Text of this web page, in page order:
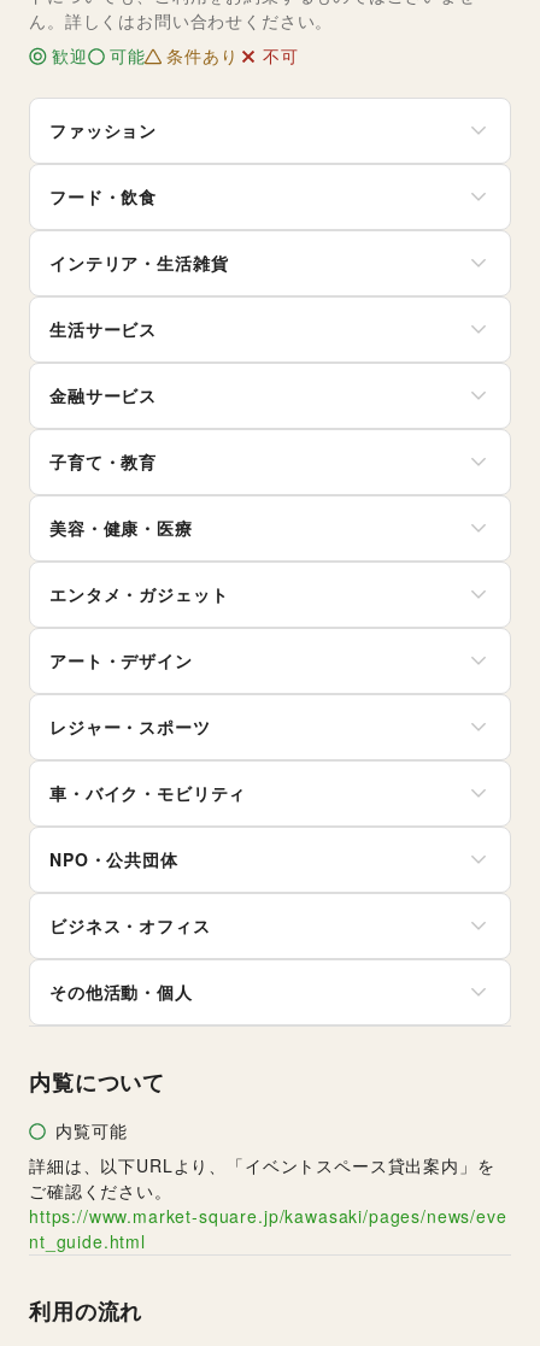
ん。詳しくはお問い合わせください。
歓迎
可能 条件あり 不可
ファッション
レディースファッション
ユニセックス
インナー・ルームウェア
キッズ・ベビー・マタニティ
スポーツ
シーズナルウェア
腕時計
靴
バッグ・革小物
ファッション雑貨
和服・着物
古着
その他ファッション
フード・飲食
和菓子
パン
お弁当・惣菜
軽食・ホットスナック
コーヒー・紅茶
その他飲料
食材・調味料
物産展・マルシェ
キッチンカー・移動販売
野菜・果物・生鮮食品
その他フード・飲食
インテリア・生活雑貨
寝具・ベッド
家具・家電
キッチン雑貨・調理器具
掃除用品・生活便利品
文房具
手芸・ハンドメイド
花・盆栽・ドライフラワー
犬・猫・ペット
日用雑貨
食器・陶磁器
その他インテリア・生活雑貨
生活サービス
インターネット・プロバイダ
電気・ガス
ウォーターサーバー
ハウスクリーニング・家事代行
定期宅配
リサイクル雑貨・古本
冠婚葬祭
資格・習い事
リフォーム
住宅（購入・賃貸）
たばこ
修理・メンテナンス
就職・転職・求人
金融サービス
保険
銀行
住宅ローン
証券・FX
不動産投資
その他金融サービス
子育て・教育
ランドセル
学習教材・通信教育
子供向け教室・レッスン
塾・家庭教師
おもちゃ・絵本
その他子育て・教育
美容・健康・医療
ダイエット・健康グッズ
美容・コスメ・香水
ヘアケア・シャンプー
美容家電
ヘアサロン・ネイルサロン
マッサージ・整体
女性用品・フェムテック
コンタクトレンズ
医療・医薬品
その他美容・健康
エンタメ・ガジェット
スマホアクセサリー
ガジェット
ゲーム
アニメ
コミック・マンガ
アイドル・芸能人
CD・DVD・本・雑誌
Webメディア・アプリ
テレビ・ドラマ
映画
音楽・ライブ
演劇
占い
その他エンタメ・ガジェット
アート・デザイン
写真・イラストレーション
立体作品・彫刻
その他アート・デザイン
レジャー・スポーツ
キャンプ・アウトドア
野球
サッカー
バスケットボール
ゴルフ
その他レジャー・スポーツ
車・バイク・モビリティ
バイク・オートバイ
自転車・ロードバイク
マイクロモビリティ
その他車・バイク・モビリティ
NPO・公共団体
外国団体・大使館
募金・寄付
NPO・ボランティア活動
その他NPO・公共団体
ビジネス・オフィス
オフィス家具・OA機器
イベント企画・運営
その他活動・個人
内覧について
内覧可能
詳細は、以下URLより、「イベントスペース貸出案内」を
ご確認ください。
https://www.market-square.jp/kawasaki/pages/news/eve
nt_guide.html
利用の流れ